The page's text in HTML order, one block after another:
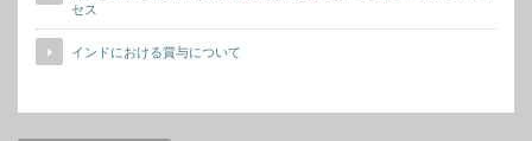
セス
インドにおける賞与について